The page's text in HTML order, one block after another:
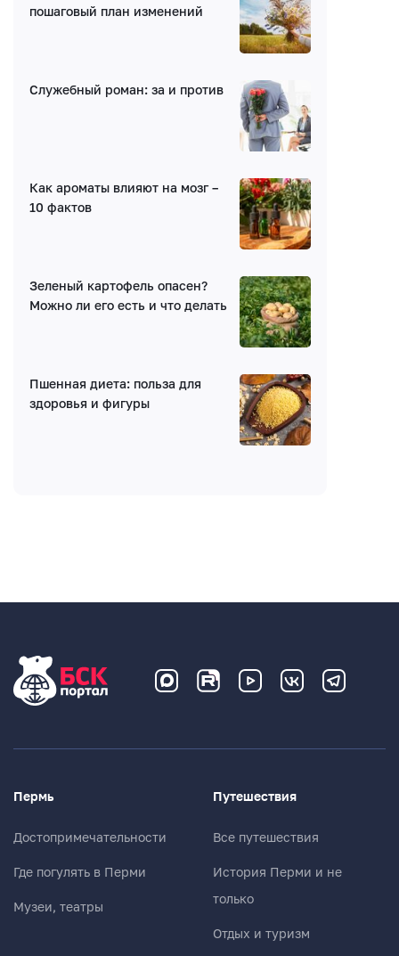
Имя*
Получать уведомления об ответах
Введите код:
пошаговый план изменений
Служебный роман: за и против
Как ароматы влияют на мозг –
10 фактов
Зеленый картофель опасен?
Можно ли его есть и что делать
Пшенная диета: польза для
здоровья и фигуры
Пермь
Достопримечательности
Где погулять в Перми
Музеи, театры
Путешествия
Все путешествия
История Перми и не
только
Отдых и туризм